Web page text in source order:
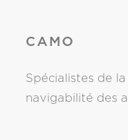
CAMO
Spécialistes de
navigabilité des